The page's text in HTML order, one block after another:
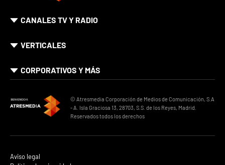
CANALES TV Y RADIO
VERTICALES
CORPORATIVOS Y MÁS
© Atresmedia Corporación de Medios de Comunicación, S.A
- A. Isla Graciosa 13, 28703, S.S. de los Reyes, Madrid.
Reservados todos los derechos
Aviso legal